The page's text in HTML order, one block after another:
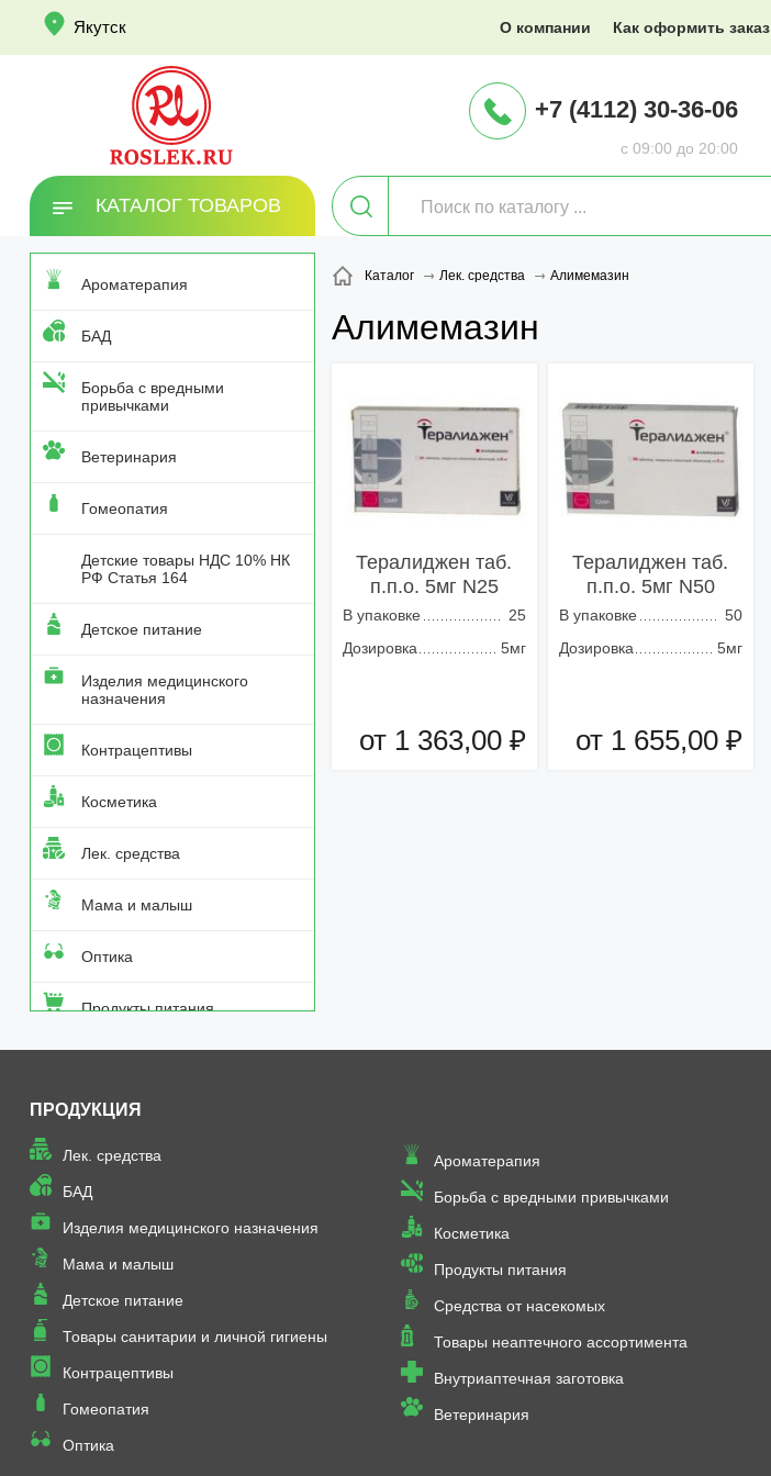
info@XXX.ru
О компании Как оформить заказ
с 09:00 до 20:00
+7 (4112) 30-36-06
Якутск
КАТАЛОГ ТОВАРОВ
Ароматерапия
БАД
Борьба с вредными
привычками
Ветеринария
Гомеопатия
Детские товары НДС 10% НК
РФ Статья 164
Детское питание
Изделия медицинского
назначения
Контрацептивы
Косметика
Лек. средства
Мама и малыш
Оптика
Продукты питания
Товары неаптечного
гигиены
Каталог Лек. средства Алимемазин
Алимемазин
Тералиджен таб.
п.п.о. 5мг N25
В упаковке
25
Дозировка
5мг
от 1 363,00 ₽
Тералиджен таб.
п.п.о. 5мг N50
В упаковке
50
Дозировка
5мг
от 1 655,00 ₽
ПРОДУКЦИЯ
Лек. средства
БАД
Изделия медицинского назначения
Мама и малыш
Детское питание
Товары санитарии и личной гигиены
Контрацептивы
Гомеопатия
Оптика
Ароматерапия
Борьба с вредными привычками
Косметика
Продукты питания
Средства от насекомых
Товары неаптечного ассортимента
Внутриаптечная заготовка
Ветеринария